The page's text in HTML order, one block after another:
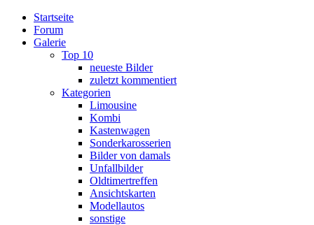
Startseite
Forum
Galerie
Top 10
neueste Bilder
zuletzt kommentiert
Kategorien
Limousine
Kombi
Kastenwagen
Sonderkarosserien
Bilder von damals
Unfallbilder
Oldtimertreffen
Ansichtskarten
Modellautos
sonstige